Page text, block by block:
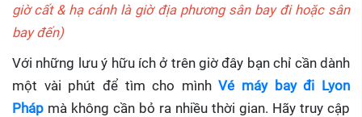
giờ cất & hạ cánh là giờ địa phương sân bay đi hoặc sân
bay đến)
Với những lưu ý hữu ích ở trên giờ đây bạn chỉ cần dành
một vài phút để tìm cho mìnhVé máy bay đi Lyon
Pháp mà không cần bỏ ra nhiều thời gian. Hãy truy cập